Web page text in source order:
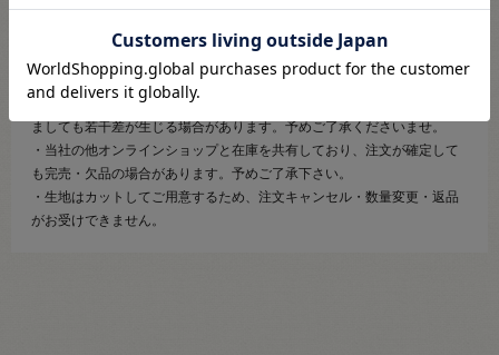
・表示価格は10cmの価格です。
・生地は10cmから10cm単位で販売しております。
・ご覧になるディスプレイ環境などにより、商品画像と実物の色味が異
なる場合があります。
・生産ロットにより、色味や風合いが変わる場合があります。幅につき
ましても若干差が生じる場合があります。予めご了承くださいませ。
・当社の他オンラインショップと在庫を共有しており、注文が確定して
も完売・欠品の場合があります。予めご了承下さい。
・生地はカットしてご用意するため、注文キャンセル・数量変更・返品
がお受けできません。